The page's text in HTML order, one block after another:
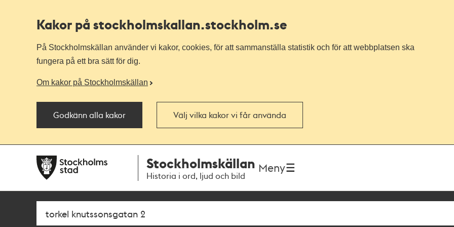
Kakor på stockholmskallan.stockholm.se
På Stockholmskällan använder vi kakor, cookies, för att sammanställa statistik och för att webbplatsen ska
fungera på ett bra sätt för dig.
Om kakor på Stockholmskällan
Godkänn alla kakor Välj vilka kakor vi får använda
navigationen
huvudinnehållet
Stockholmskällan
Historia i ord, ljud och bild
Meny
Sök